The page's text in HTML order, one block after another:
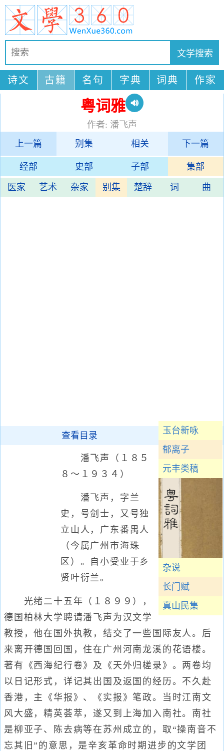
诗文 古籍 名句 字典 词典 作家
粤词雅
作者: 潘飞声
上一篇
别集 相关 下一篇
经部 史部 子部 集部
医家 艺术 杂家 别集 楚辞 词 曲
玉台新咏
郁离子
元丰类稿
杂说
长门赋
真山民集
查看目录
潘飞声（１８５
８～１９３４）
潘飞声，字兰
史，号剑士，又号独
立山人，广东番禺人
（今属广州市海珠
区）。自小受业于乡
贤叶衍兰。
光绪二十五年（１８９９），
德国柏林大学聘请潘飞声为汉文学
教授，他在国外执教，结交了一些国际友人。后
来离开德国回国，住在广州河南龙溪的花语楼。
著有《西海纪行卷》及《天外归槎录》。两卷均
以日记形式，详记其出国及返国的经历。不久赴
香港，主《华报》、《实报》笔政。当时江南文
风大盛，精英荟萃，遂又到上海加入南社。南社
是柳亚子、陈去病等在苏州成立的，取“操南音不
忘其旧”的意思，是辛亥革命时期进步的文学团